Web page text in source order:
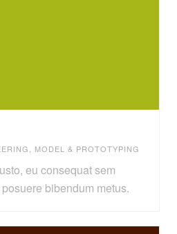
MODEL & PROTOTYPING
eu consequat sem
bibendum metus.